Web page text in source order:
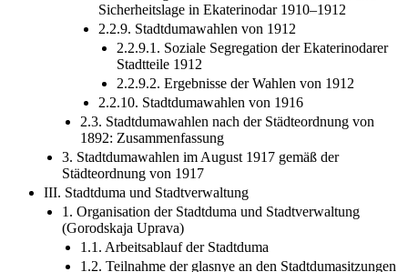
2.2.8. Alltagsleben in der Stadt. Kriminalität und
Sicherheitslage in Ekaterinodar 1910–1912
2.2.9. Stadtdumawahlen von 1912
2.2.9.1. Soziale Segregation der Ekaterinodarer
Stadtteile 1912
2.2.9.2. Ergebnisse der Wahlen von 1912
2.2.10. Stadtdumawahlen von 1916
2.3. Stadtdumawahlen nach der Städteordnung von
1892: Zusammenfassung
3. Stadtdumawahlen im August 1917 gemäß der
Städteordnung von 1917
III. Stadtduma und Stadtverwaltung
1. Organisation der Stadtduma und Stadtverwaltung
(Gorodskaja Uprava)
1.1. Arbeitsablauf der Stadtduma